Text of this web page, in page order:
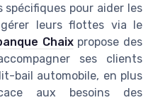
pour aider les
leurs flottes via le
Chaixpropose des
ses clients
bail automobile, en plus
aux besoins des